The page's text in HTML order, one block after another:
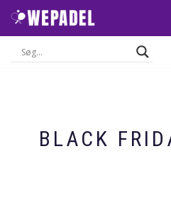
Spring
BLACK